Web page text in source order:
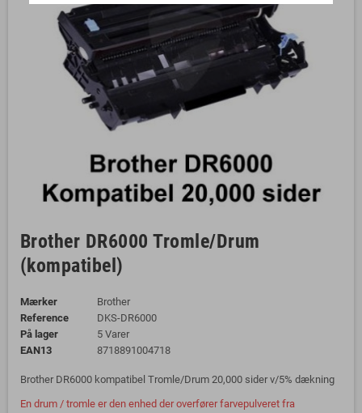
Brother DR6000 Tromle/Drum
(kompatibel)
Mærker
Brother
Reference
DKS-DR6000
På lager
5 Varer
EAN13
8718891004718
Brother DR6000 kompatibel Tromle/Drum 20,000 sider v/5% dækning
En drum / tromle er den enhed der overfører farvepulveret fra